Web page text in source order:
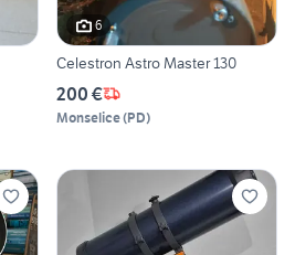
6
Celestron Astro Master 130
200 €
Monselice(PD)